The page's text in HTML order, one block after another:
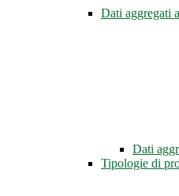
Dati aggregati
Dati
Tipologie di